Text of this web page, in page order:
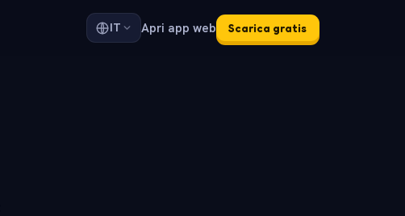
IT Apri app web Scarica gratis